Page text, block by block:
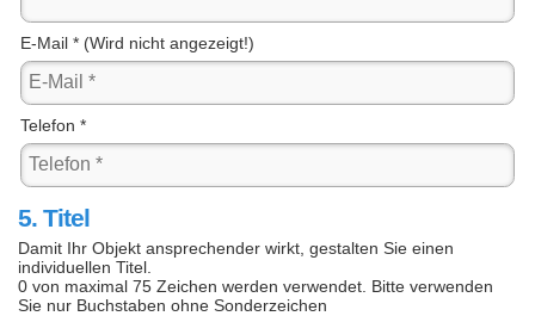
E-Mail * (Wird nicht angezeigt!)
Telefon *
5. Titel
Damit Ihr Objekt ansprechender wirkt, gestalten Sie einen
individuellen Titel.
0 von maximal 75 Zeichen werden verwendet. Bitte verwenden
Sie nur Buchstaben ohne Sonderzeichen